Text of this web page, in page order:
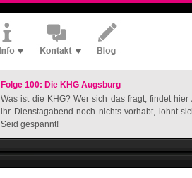
Folge 100: Die KHG Augsburg
Was ist die KHG? Wer sich das fragt, findet hier
ihr Dienstagabend noch nichts vorhabt, lohnt
Seid gespannt!